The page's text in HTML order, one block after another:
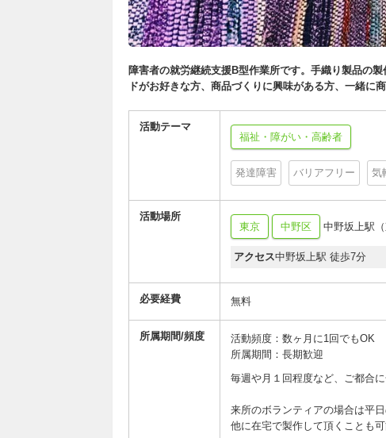
障害者の就労継続支援B型作業所です。手織り製品の
ドがお好きな方、商品づくりに興味がある方、一緒に
活動テーマ
福祉・障がい・高齢者
発達障害 バリアフリー 気
活動場所
東京
中野区 中野坂上駅
アクセス中野坂上駅 徒歩7分
必要経費 無料
所属期間/頻度
活動頻度：数ヶ月に1回でもOK
所属期間：長期歓迎
毎週や月１回程度など、ご都合
来所のボランティアの場合は平
他に在宅で製作して頂くことも可